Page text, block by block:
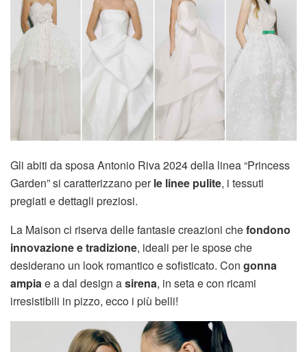
Gli abiti da sposa Antonio Riva 2024 della linea “Princess
Garden” si caratterizzano perle linee pulite, i tessuti
pregiati e dettagli preziosi.
La Maison ci riserva delle fantasie creazioni chefondono
innovazione e tradizione, ideali per le spose che
desiderano un look romantico e sofisticato. Con gonna
ampia e a dal design asirena, in seta e con ricami
irresistibili in pizzo, ecco i più belli!